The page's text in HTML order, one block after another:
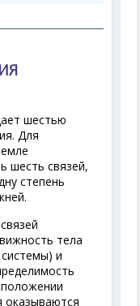
шестью
Для
шесть связей,
степень
тела
и
оказываются